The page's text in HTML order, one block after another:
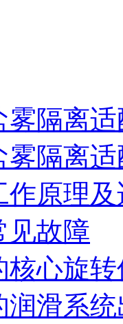
雾隔离
雾隔离
作原理
见故障
核心旋
润滑系